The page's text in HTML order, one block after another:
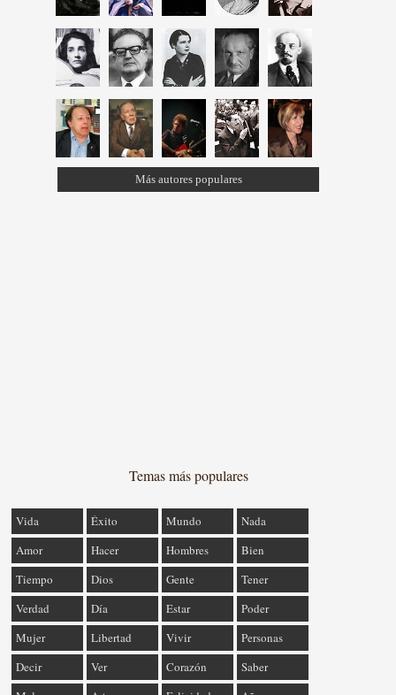
Más autores populares
Temas más populares
Vida Éxito Mundo
Nada
Amor
Hacer Hombres
Bien
Tiempo
Dios Gente
Tener
Verdad
Día Estar
Poder
Mujer
Libertad Vivir
Personas
Decir
Ver Corazón
Saber